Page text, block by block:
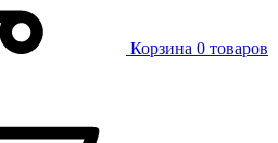
Корзина 0 товаров